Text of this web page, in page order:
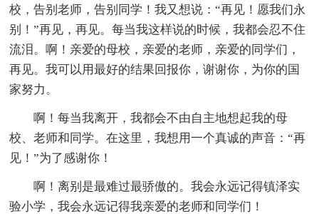
校，告别老师，告别同学！我又想说：“再见！愿我们永
别！”再见，再见。每当我这样说的时候，我都会忍不住
流泪。啊！亲爱的母校，亲爱的老师，亲爱的同学们，
再见。我可以用最好的结果回报你，谢谢你，为你的国
家努力。
啊！每当我离开，我都会不由自主地想起我的母
校、老师和同学。在这里，我想用一个真诚的声音：“再
见！”为了感谢你！
啊！离别是最难过最骄傲的。我会永远记得镇泽实
验小学，我会永远记得我亲爱的老师和同学们！